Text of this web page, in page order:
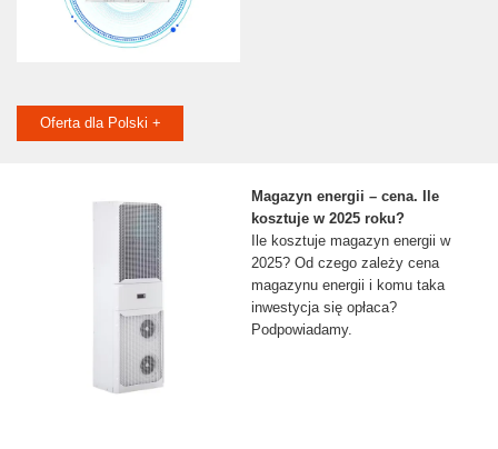
Oferta dla Polski +
Magazyn energii – cena. Ile
kosztuje w 2025 roku?
Ile kosztuje magazyn energii w
2025? Od czego zależy cena
magazynu energii i komu taka
inwestycja się opłaca?
Podpowiadamy.